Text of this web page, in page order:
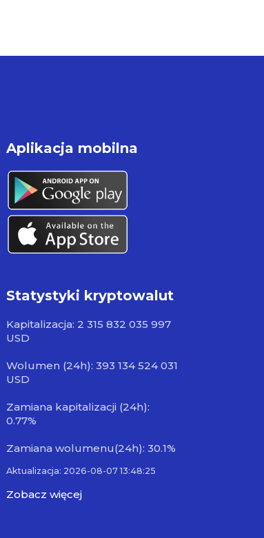
Aplikacja mobilna
Statystyki kryptowalut
Kapitalizacja: 2 315 832 035 997
USD
Wolumen (24h): 393 134 524 031
USD
Zamiana kapitalizacji (24h):
0.77%
Zamiana wolumenu(24h): 30.1%
Aktualizacja: 2026-08-07 13:48:25
Zobacz więcej